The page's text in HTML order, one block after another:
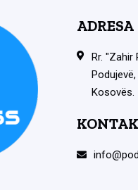
ADRESA
Rr. "Zahir
Kosovës.